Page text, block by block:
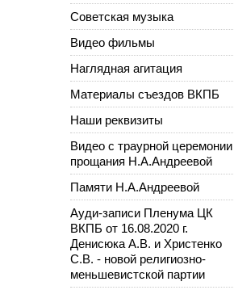
Советская музыка
Видео фильмы
Наглядная агитация
Материалы съездов ВКПБ
Наши реквизиты
Видео с траурной церемонии
прощания Н.А.Андреевой
Памяти Н.А.Андреевой
Ауди-записи Пленума ЦК
ВКПБ от 16.08.2020 г.
Денисюка А.В. и Христенко
С.В. - новой религиозно-
меньшевистской партии